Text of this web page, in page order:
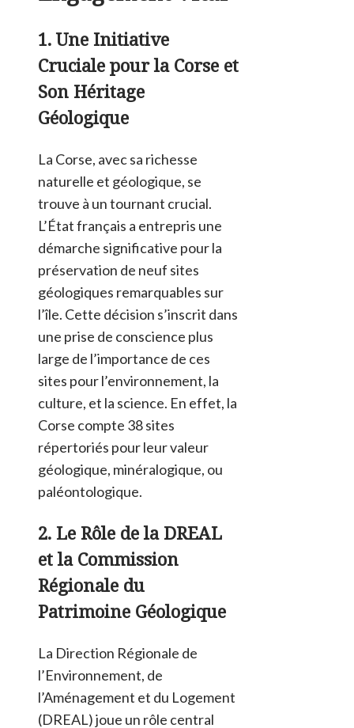
1. Une Initiative
Cruciale pour la Corse et
Son Héritage
Géologique
La Corse, avec sa richesse
naturelle et géologique, se
trouve à un tournant crucial.
L’État français a entrepris une
démarche significative pour la
préservation de neuf sites
géologiques remarquables sur
l’île. Cette décision s’inscrit dans
une prise de conscience plus
large de l’importance de ces
sites pour l’environnement, la
culture, et la science. En effet, la
Corse compte 38 sites
répertoriés pour leur valeur
géologique, minéralogique, ou
paléontologique​​.
2. Le Rôle de la DREAL
et la Commission
Régionale du
Patrimoine Géologique
La Direction Régionale de
l’Environnement, de
l’Aménagement et du Logement
(DREAL) joue un rôle central